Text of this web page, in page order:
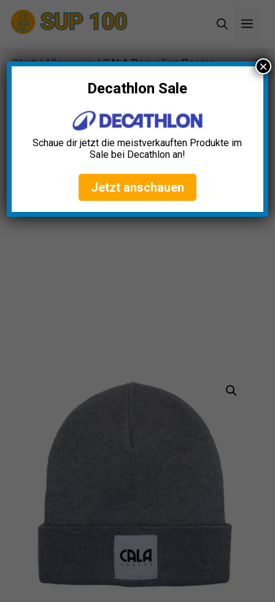
Zum
Inhalt
Start/Allgemein/ CALA Recycling Beanie
Decathlon Sale
Schaue dir jetzt die meistverkauften Produkte im
Sale bei Decathlon an!
Jetzt anschauen
×